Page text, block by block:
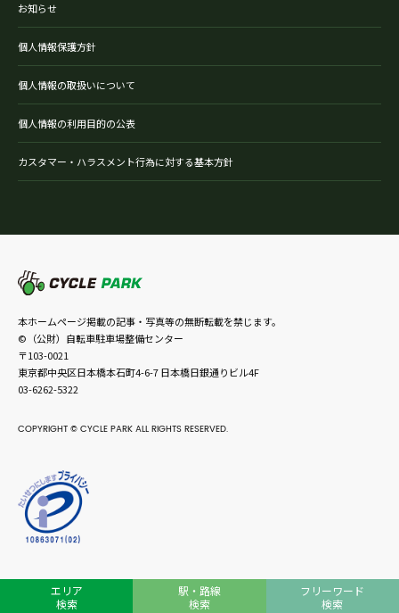
お知らせ
個人情報保護方針
個人情報の取扱いについて
個人情報の利用目的の公表
カスタマー・ハラスメント行為に対する基本方針
本ホームページ掲載の記事・写真等の無断転載を禁じます。
©（公財）自転車駐車場整備センター
〒103-0021
東京都中央区日本橋本石町4-6-7 日本橋日銀通りビル4F
03-6262-5322
COPYRIGHT © CYCLE PARK ALL RIGHTS RESERVED.
エリア
検索
駅・路線
検索
フリーワード
検索